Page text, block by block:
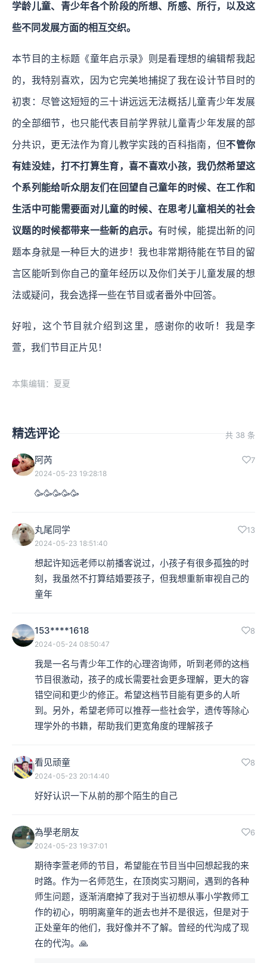
学龄儿童、青少年各个阶段的所想、所感、所行，以及这
些不同发展方面的相互交织。
本节目的主标题《童年启示录》则是看理想的编辑帮我起
的，我特别喜欢，因为它完美地捕捉了我在设计节目时的
初衷：尽管这短短的三十讲远远无法概括儿童青少年发展
的全部细节，也只能代表目前学界就儿童青少年发展的部
分共识，更无法作为育儿教学实践的百科指南，但不管你
有娃没娃，打不打算生育，喜不喜欢小孩，我仍然希望这
个系列能给听众朋友们在回望自己童年的时候、在工作和
生活中可能需要面对儿童的时候、在思考儿童相关的社会
议题的时候都带来一些新的启示。 有时候，能提出新的问
题本身就是一种巨大的进步！我也非常期待能在节目的留
言区能听到你自己的童年经历以及你们关于儿童发展的想
法或疑问，我会选择一些在节目或者番外中回答。
好啦，这个节目就介绍到这里，感谢你的收听！我是李
萱，我们节目正片见！
本集编辑：夏夏
精选评论 共 38 条
阿芮 7
2024-05-23 19:28:18
🥳🥳🥳🥳🥳
丸尾同学 13
2024-05-23 18:51:40
想起许知远老师以前播客说过，小孩子有很多孤独的时
刻，我虽然不打算结婚要孩子，但我想重新审视自己的
童年
153****1618 8
2024-05-24 08:50:47
我是一名与青少年工作的心理咨询师，听到老师的这档
节目很激动，孩子的成长需要社会更多理解，更大的容
错空间和更少的修正。希望这档节目能有更多的人听
到。另外，希望老师可以推荐一些社会学，遗传等除心
理学外的书籍，帮助我们更宽角度的理解孩子
看见顽童 8
2024-05-23 20:14:40
好好认识一下从前的那个陌生的自己
為學老朋友 6
2024-05-23 19:37:01
期待李萱老师的节目，希望能在节目当中回想起我的来
时路。作为一名师范生，在顶岗实习期间，遇到的各种
师生问题，逐渐消磨掉了我对于当初想从事小学教师工
作的初心，明明离童年的逝去也并不是很远，但是对于
正处童年的他们，我好像并不了解。曾经的代沟成了现
在的代沟。🙏